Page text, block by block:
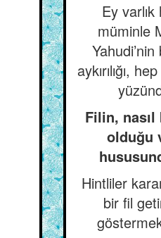
Ey varlık
müminle
aykırılığı,
Filin,
olduğu
Hintliler
bir fil